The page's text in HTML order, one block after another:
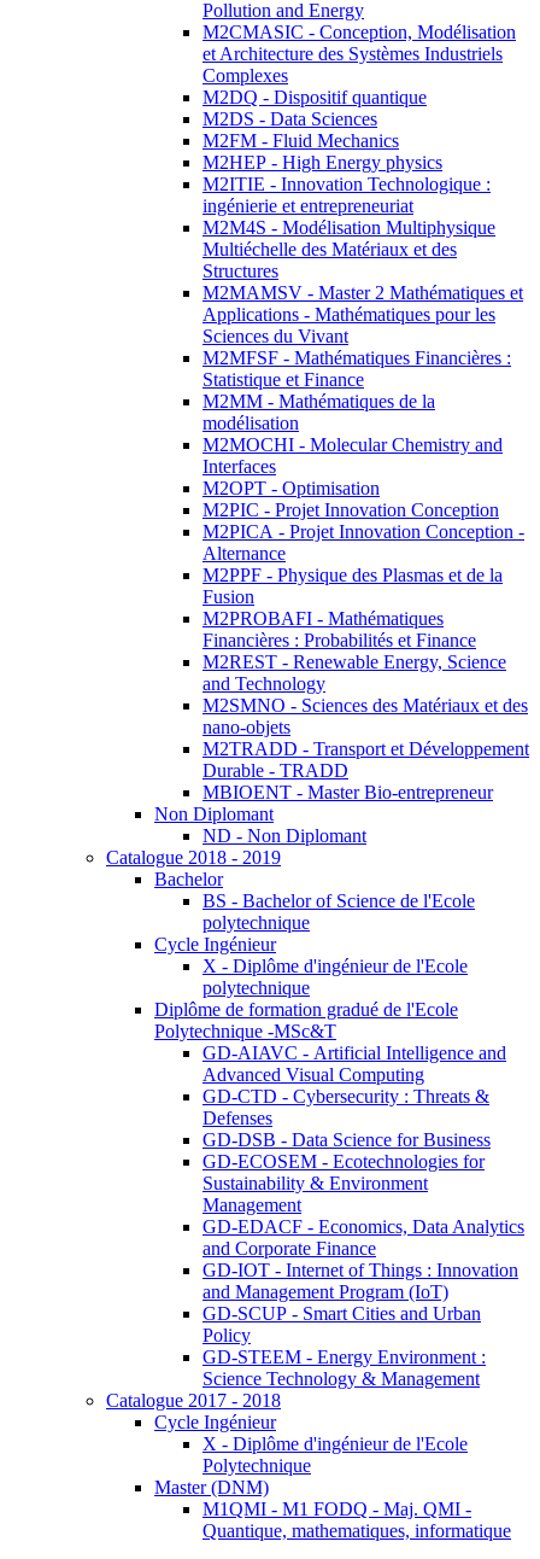
Pollution and Energy
M2CMASIC - Conception, Modélisation
et Architecture des Systèmes Industriels
Complexes
M2DQ - Dispositif quantique
M2DS - Data Sciences
M2FM - Fluid Mechanics
M2HEP - High Energy physics
M2ITIE - Innovation Technologique :
ingénierie et entrepreneuriat
M2M4S - Modélisation Multiphysique
Multiéchelle des Matériaux et des
Structures
M2MAMSV - Master 2 Mathématiques et
Applications - Mathématiques pour les
Sciences du Vivant
M2MFSF - Mathématiques Financières :
Statistique et Finance
M2MM - Mathématiques de la
modélisation
M2MOCHI - Molecular Chemistry and
Interfaces
M2OPT - Optimisation
M2PIC - Projet Innovation Conception
M2PICA - Projet Innovation Conception -
Alternance
M2PPF - Physique des Plasmas et de la
Fusion
M2PROBAFI - Mathématiques
Financières : Probabilités et Finance
M2REST - Renewable Energy, Science
and Technology
M2SMNO - Sciences des Matériaux et des
nano-objets
M2TRADD - Transport et Développement
Durable - TRADD
MBIOENT - Master Bio-entrepreneur
Non Diplomant
ND - Non Diplomant
Catalogue 2018 - 2019
Bachelor
BS - Bachelor of Science de l'Ecole
polytechnique
Cycle Ingénieur
X - Diplôme d'ingénieur de l'Ecole
polytechnique
Diplôme de formation gradué de l'Ecole
Polytechnique -MSc&T
GD-AIAVC - Artificial Intelligence and
Advanced Visual Computing
GD-CTD - Cybersecurity : Threats &
Defenses
GD-DSB - Data Science for Business
GD-ECOSEM - Ecotechnologies for
Sustainability & Environment
Management
GD-EDACF - Economics, Data Analytics
and Corporate Finance
GD-IOT - Internet of Things : Innovation
and Management Program (IoT)
GD-SCUP - Smart Cities and Urban
Policy
GD-STEEM - Energy Environment :
Science Technology & Management
Catalogue 2017 - 2018
Cycle Ingénieur
X - Diplôme d'ingénieur de l'Ecole
Polytechnique
Master (DNM)
M1QMI - M1 FODQ - Maj. QMI -
Quantique, mathematiques, informatique